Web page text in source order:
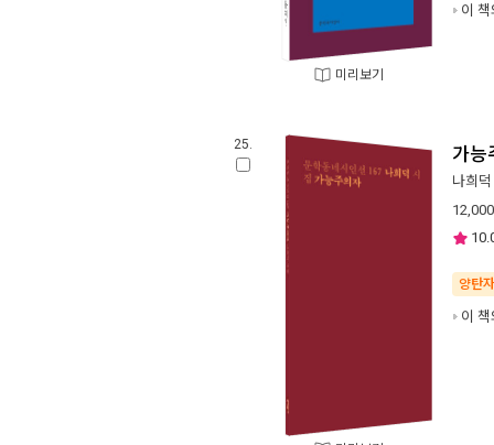
미리보기
이
25. 가능
나희덕
12,000
양탄
이